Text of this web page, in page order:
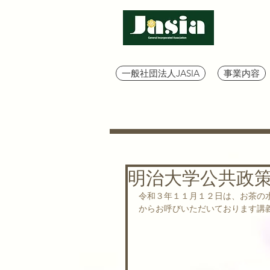
一般社団法人JASIA 事業内容
明治大学公共政
令和３年１１月１２日は、お茶の
からお呼びいただいております講